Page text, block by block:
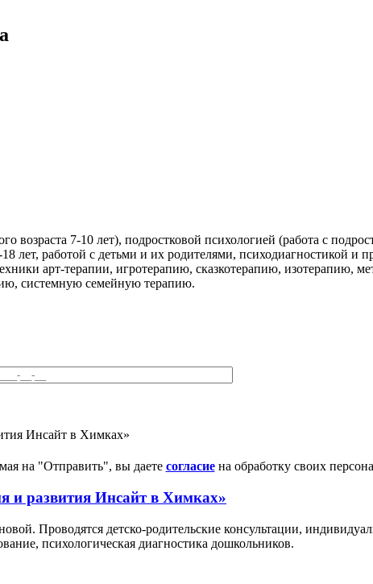
возраста 7-10 лет), подростковой психологией (работа с
лет, работой с детьми и их родителями, психодиагностикой и
арт-терапии, игротерапию, сказкотерапию, изотерапию,
системную семейную терапию.
Инсайт в Химках»
на "Отправить", вы даете согласиена обработку своих
и развития Инсайт в Химках»
Проводятся детско-родительские консультации,
психологическая диагностика дошкольников.